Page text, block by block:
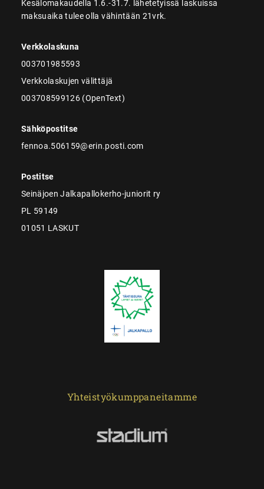
Kesälomakaudella 1.6.-31.7. lähetetyissä laskuissa
maksuaika tulee olla vähintään 21vrk.
Verkkolaskuna
003701985593
Verkkolaskujen välittäjä
003708599126 (OpenText)
Sähköpostitse
fennoa.506159@erin.posti.com
Postitse
Seinäjoen Jalkapallokerho-juniorit ry
PL 59149
01051 LASKUT
Yhteistyökumppaneitamme